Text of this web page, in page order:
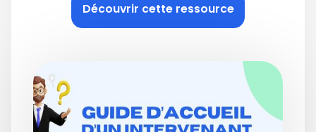
Découvrir cette ressource